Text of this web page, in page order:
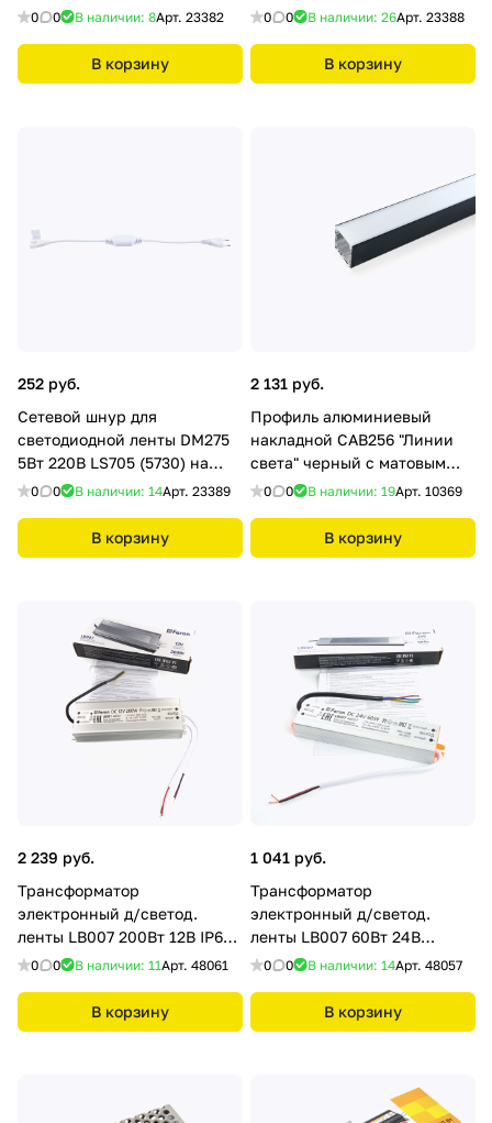
0 0 В наличии: 8Арт. 23382
В корзину
на 50м Feron
0 0 В наличии: 26Арт. 23388
В корзину
252 руб.
Сетевой шнур для
светодиодной ленты DM275
5Вт 220В LS705 (5730) на
50м, белый Feron
0 0 В наличии: 14Арт. 23389
В корзину
2 131 руб.
Профиль алюминиевый
накладной CAB256 "Линии
света" черный с матовым
экраном, 4 креп, 2 загл,
0 0 В наличии: 19Арт. 10369
В корзину
2 239 руб.
Трансформатор
электронный д/светод.
ленты LB007 200Вт 12В IP67
(драйвер) Feron
0 0 В наличии: 11Арт. 48061
В корзину
1 041 руб.
Трансформатор
электронный д/светод.
ленты LB007 60Вт 24В
(драйвер) Feron
0 0 В наличии: 14Арт. 48057
В корзину